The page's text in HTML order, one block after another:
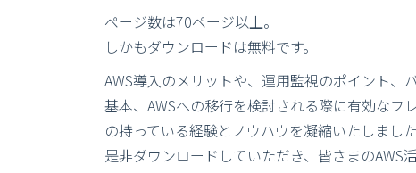
ページ数は70ページ以上。
しかもダウンロードは無料です。
AWS導入のメリットや、運用監視のポイント、
基本、AWSへの移行を検討される際に有効なフ
の持っている経験とノウハウを凝縮いたしました
是非ダウンロードしていただき、皆さまのAWS